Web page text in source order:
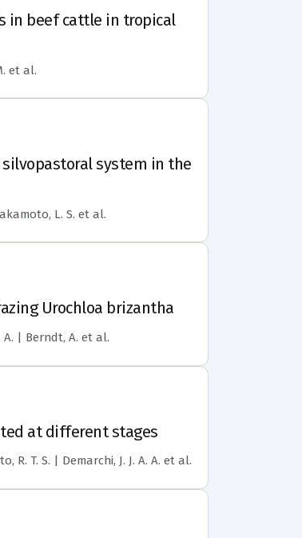
in beef cattle in tropical
et al.
system in the
L. S. et al.
Urochloa brizantha
A. | Berndt, A. et al.
at different stages
R. T. S. | Demarchi, J. J. A. A. et al.